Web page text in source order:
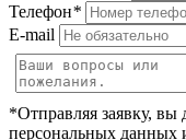
Телефон*
E-mail
*Отправляя заявку, вы
персональных данных